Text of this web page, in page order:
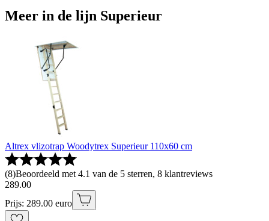
Meer in de lijn Superieur
Altrex vlizotrap Woodytrex Superieur 110x60 cm
(8)Beoordeeld met 4.1 van de 5 sterren, 8 klantreviews
289.00
Prijs: 289.00 euro